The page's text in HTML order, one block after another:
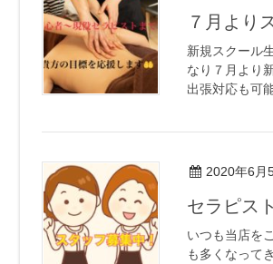
７月より
新規スクール
なり７月より
出張対応も可
2020年6月
セラピス
いつも当店を
も多くなって